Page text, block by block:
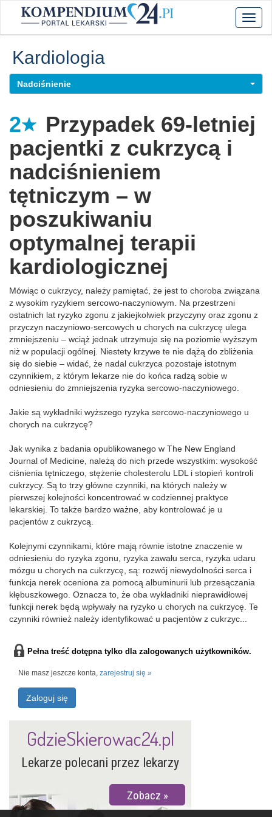
Kardiologia
Nadciśnienie
2
Przypadek 69-letniej
pacjentki z cukrzycą i
nadciśnieniem
tętniczym – w
poszukiwaniu
optymalnej terapii
kardiologicznej
Mówiąc o cukrzycy, należy pamiętać, że jest to choroba związana
z wysokim ryzykiem sercowo-naczyniowym. Na przestrzeni
ostatnich lat ryzyko zgonu z jakiejkolwiek przyczyny oraz zgonu z
przyczyn naczyniowo-sercowych u chorych na cukrzycę ulega
zmniejszeniu – wciąż jednak utrzymuje się na poziomie wyższym
niż w populacji ogólnej. Niestety krzywe te nie dążą do zbliżenia
się do siebie – widać, że nadal cukrzyca pozostaje istotnym
czynnikiem, z którym lekarze nie do końca radzą sobie w
odniesieniu do zmniejszenia ryzyka sercowo-naczyniowego.
Jakie są wykładniki wyższego ryzyka sercowo-naczyniowego u
chorych na cukrzycę?
Jak wynika z badania opublikowanego w The New England
Journal of Medicine, należą do nich przede wszystkim: wysokość
ciśnienia tętniczego, stężenie cholesterolu LDL i stopień kontroli
cukrzycy. Są to trzy główne czynniki, na których należy w
pierwszej kolejności koncentrować w codziennej praktyce
lekarskiej. To także bardzo ważne, aby kontrolować je u
pacjentów z cukrzycą.
Kolejnymi czynnikami, które mają równie istotne znaczenie w
odniesieniu do ryzyka zgonu, ryzyka zawału serca, ryzyka udaru
mózgu u chorych na cukrzycę, są: rozwój niewydolności serca i
funkcja nerek oceniona za pomocą albuminurii lub przesączania
kłębuszkowego. Oznacza to, że oba wykładniki nieprawidłowej
funkcji nerek będą wpływały na ryzyko u chorych na cukrzycę. Te
czynniki również należy identyfikować u pacjentów z cukrzyc...
Pełna treść dotępna tylko dla zalogowanych użytkowników.
Nie masz jeszcze konta, zarejestruj się »
Zaloguj się
Lekarze polecani przez lekarzy
Zobacz
GdzieSkierowac24.pl